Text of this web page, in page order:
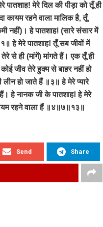
मेरे दिल की पीड़ा को तूँ ही
कायम रहने वाला मालिक है, तूँ
नहीं)। हे पातशाह! (सारे संसार में
हे मेरे पातशाह! तूँ सब जीवों में
तेरे से ही (मांगें) मांगते हैं। एक तूँ ही
जीव तेरे हुक्म से बाहर नहीं हो
हो जाते हैं ॥३॥ हे मेरे प्यारे
हैं। हे नानक जी के पातशाह! हे मेरे
रहने वाला हैं ॥४॥७॥१३॥
Send Share